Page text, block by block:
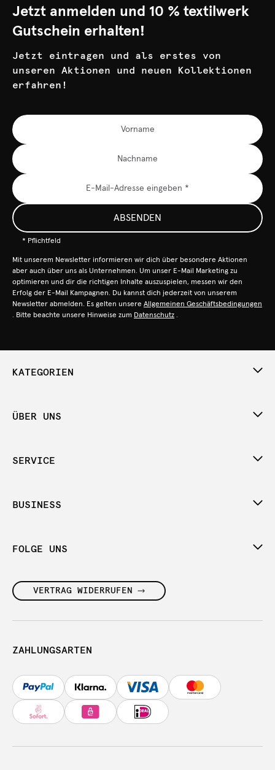
Jetzt anmelden und 10 % textilwerk
Gutschein erhalten!
Jetzt eintragen und als erstes von
unseren Aktionen und neuen Kollektionen
erfahren!
ABSENDEN
* Pflichtfeld
Mit unserem Newsletter informieren wir dich über besondere Aktionen
aber auch über uns als Unternehmen. Um unser E-Mail Marketing zu
optimieren und dir die richtigen Inhalte auszuspielen, messen wir den
Erfolg der E-Mail Kampagnen. Du kannst dich jederzeit von unserem
Newsletter abmelden. Es gelten unsere Allgemeinen Geschäftsbedingungen
. Bitte beachte unsere Hinweise zum Datenschutz .
KATEGORIEN
ÜBER UNS
SERVICE
BUSINESS
FOLGE UNS
VERTRAG WIDERRUFEN
ZAHLUNGSARTEN